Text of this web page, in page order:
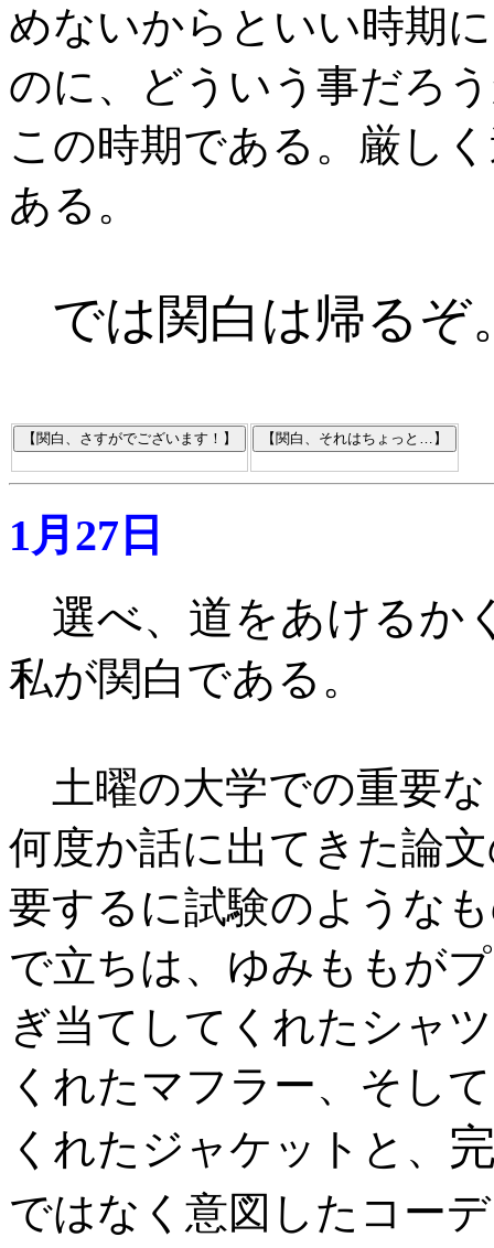
めないからといい時期
のに、どういう事だろ
この時期である。厳し
ある。
では関白は帰るぞ
1月27日
選べ、道をあけるか
私が関白である 。
土曜の大学での重要
何度か話に出てきた論
要するに試験のような
で立ちは、ゆみももが
ぎ当てしてくれたシャ
くれたマフラー、そし
くれたジャケットと、
ではなく意図したコー